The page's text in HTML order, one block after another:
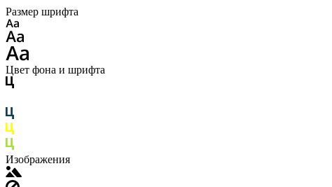
Размер шрифта
Цвет фона и шрифта
Изображения